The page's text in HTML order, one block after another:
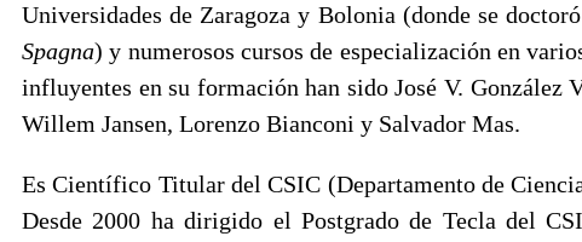
Universidades de Zaragoza y Bolonia (donde se
Spagna) y numerosos cursos de especialización en
influyentes en su formación han sido José V. González
Willem Jansen, Lorenzo Bianconi y Salvador Mas.
Es Científico Titular del CSIC (Departamento de
Desde 2000 ha dirigido el Postgrado de Tecla del